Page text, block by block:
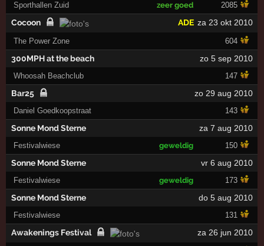
Sporthallen Zuid zeer goed 2085
Cocoon za 23 okt 2010
ADE
The Power Zone 604
300MPH at the beach zo 5 sep 2010
Whoosah Beachclub 147
Bar25 zo 29 aug 2010
Daniel Goedkoopstraat 143
Sonne Mond Sterne za 7 aug 2010
Festivalwiese geweldig 150
Sonne Mond Sterne vr 6 aug 2010
Festivalwiese geweldig 173
Sonne Mond Sterne do 5 aug 2010
Festivalwiese 131
Awakenings Festival za 26 jun 2010